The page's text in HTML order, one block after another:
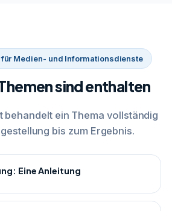
Medien- und Informationsdienste
sind enthalten
behandelt ein Thema vollständig
bis zum Ergebnis.
Eine Anleitung